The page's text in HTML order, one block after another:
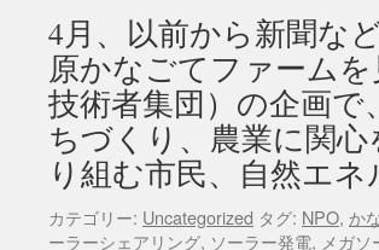
4月、以前から新聞な
原かなごてファーム
技術者集団）の企画
ちづくり、農業に関
り組む市民、自然エ
カテゴリー: Uncategorized タグ: NPO, か
ーラーシェアリング, ソーラー発電, メガソ